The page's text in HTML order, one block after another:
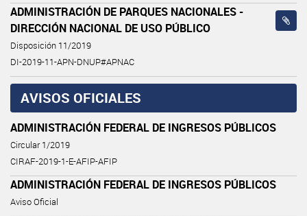
ADMINISTRACIÓN DE PARQUES NACIONALES -
DIRECCIÓN NACIONAL DE USO PÚBLICO
Disposición 11/2019
DI-2019-11-APN-DNUP#APNAC
AVISOS OFICIALES
ADMINISTRACIÓN FEDERAL DE INGRESOS PÚBLICOS
Circular 1/2019
CIRAF-2019-1-E-AFIP-AFIP
ADMINISTRACIÓN FEDERAL DE INGRESOS PÚBLICOS
Aviso Oficial